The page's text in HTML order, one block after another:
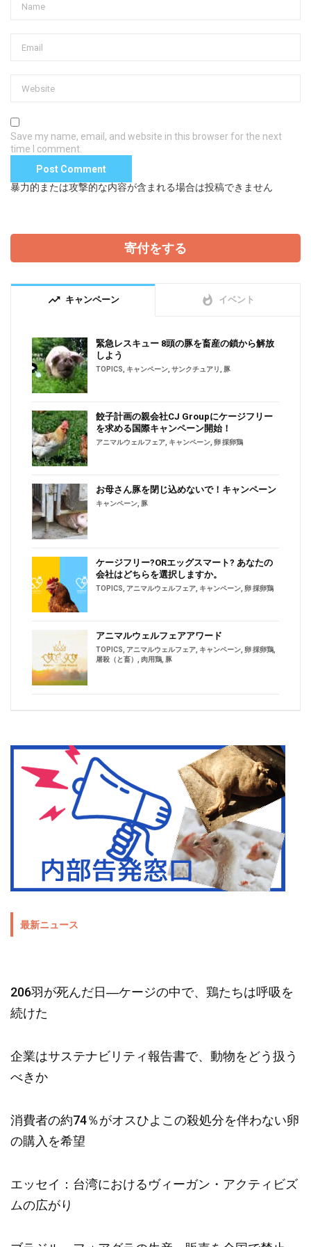
Save my name, email, and website in this browser for the next
time I comment.
暴力的または攻撃的な内容が含まれる場合は投稿できません
寄付をする
trending_up キャンペーン whatshot イベント
緊急レスキュー 8頭の豚を畜産の鎖から解放
しよう
TOPICS, キャンペーン, サンクチュアリ, 豚
餃子計画の親会社CJ Groupにケージフリー
を求める国際キャンペーン開始！
アニマルウェルフェア, キャンペーン, 卵 採卵鶏
お母さん豚を閉じ込めないで！キャンペーン
キャンペーン, 豚
ケージフリー?ORエッグスマート? あなたの
会社はどちらを選択しますか。
TOPICS, アニマルウェルフェア, キャンペーン, 卵 採卵鶏
アニマルウェルフェアアワード
TOPICS, アニマルウェルフェア, キャンペーン, 卵 採卵鶏,
屠殺（と畜） , 肉用鶏, 豚
最新ニュース
206羽が死んだ日―ケージの中で、鶏たちは呼吸を
続けた
企業はサステナビリティ報告書で、動物をどう扱う
べきか
消費者の約74％がオスひよこの殺処分を伴わない卵
の購入を希望
エッセイ：台湾におけるヴィーガン・アクティビズ
ムの広がり